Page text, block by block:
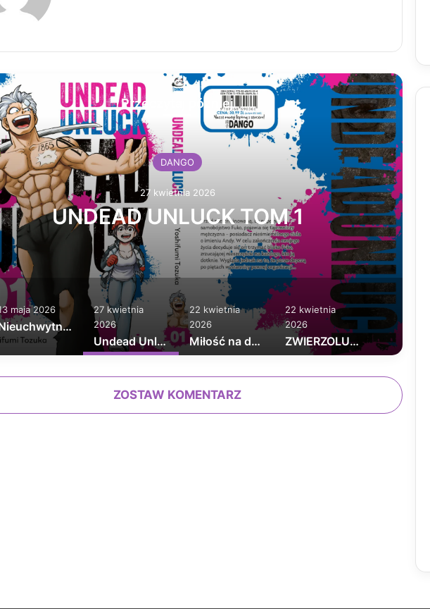
Przeczytaj później
DANGO
27 kwietnia 2026
UNDEAD UNLUCK TOM 1
maja 2026
Nieuchwytny Samuraj tom 1
27 kwietnia
2026
Undead Unluck tom 1
22 kwietnia
2026
Miłość na dowóz tom 1
22 kwietnia
2026
ZWIERZOLUDZIE TOM 2
ZOSTAW KOMENTARZ